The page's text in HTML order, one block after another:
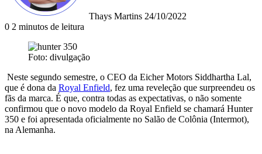
Thays Martins 24/10/2022
0 2 minutos de leitura
Foto: divulgação
Neste segundo semestre, o CEO da Eicher Motors Siddhartha Lal,
que é dona da Royal Enfield, fez uma reveleção que surpreendeu os
fãs da marca. É que, contra todas as expectativas, o não somente
confirmou que o novo modelo da Royal Enfield se chamará Hunter
350 e foi apresentada oficialmente no Salão de Colônia (Intermot),
na Alemanha.